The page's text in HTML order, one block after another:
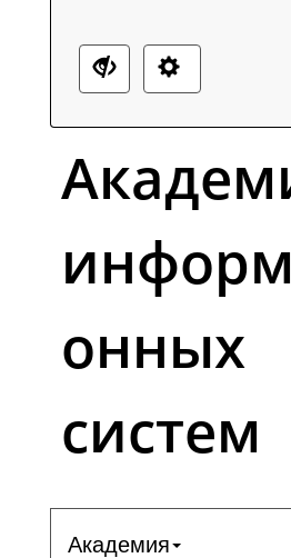
онных
систем
Академия